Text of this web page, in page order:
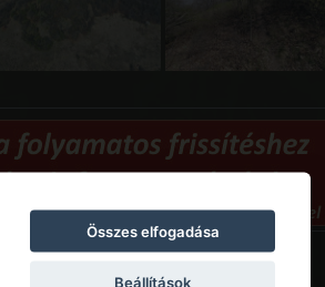
Összes elfogadása
Beállítások